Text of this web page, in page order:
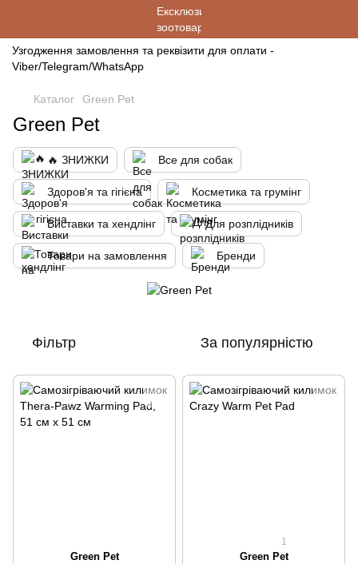
Узгодження замовлення та реквізити для оплати -
Viber/Telegram/WhatsApp
Каталог Green Pet
Green Pet
🔥 ЗНИЖКИ Все для собак
Здоров'я та гігієна Косметика та грумінг
Виставки та хендлінг Для розплідників
Товари на замовлення Бренди
Фільтр За популярністю
Green Pet
1
Green Pet